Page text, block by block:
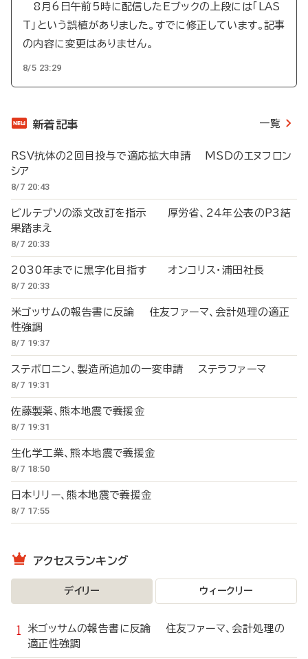
8月6日午前5時に配信したEブックの上段には「LAS
T」という誤植がありました。すでに修正しています。記事
の内容に変更はありません。
8/5 23:29
新着記事 一覧
RSV抗体の2回目投与で適応拡大申請 MSDのエヌフロン
シア
8/7 20:43
ビルテプソの添文改訂を指示 厚労省、24年公表のP3結
果踏まえ
8/7 20:33
2030年までに黒字化目指す オンコリス・浦田社長
8/7 20:33
米ゴッサムの報告書に反論 住友ファーマ、会計処理の適正
性強調
8/7 19:37
ステボロニン、製造所追加の一変申請 ステラファーマ
8/7 19:31
佐藤製薬、熊本地震で義援金
8/7 19:31
生化学工業、熊本地震で義援金
8/7 18:50
日本リリー、熊本地震で義援金
8/7 17:55
アクセスランキング
デイリー ウィークリー
米ゴッサムの報告書に反論 住友ファーマ、会計処理の
適正性強調